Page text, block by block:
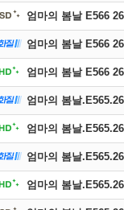
엄마의 봄날 E566
엄마의 봄날 E566
엄마의 봄날 E566
엄마의 봄날
엄마의 봄날
엄마의 봄날
엄마의 봄날